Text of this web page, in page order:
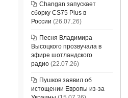
Changan запускает
сборку CS75 Plus в
России (26.07.26)
Песня Владимира
Высоцкого прозвучала в
эфире шотландского
радио(22.07.26)
Пушков заявил об
истощении Европы из-за